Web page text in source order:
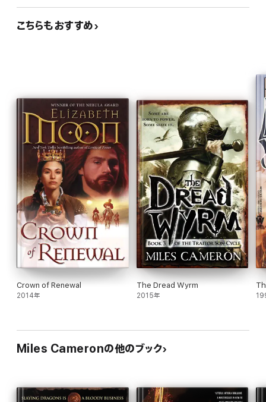
The Traitor Son Cycle
The Red Knight
The Fell Sword
こちらもおすすめ
Crown of Renewal
2014年
The Dread Wyrm
2015年
Miles Cameronの他のブック